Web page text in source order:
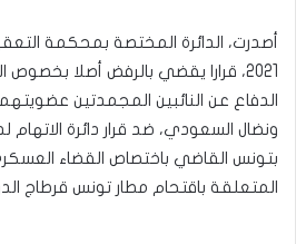
2021، قرارا يقضي بالرفض أصلا
الدفاع عن النائبين المجمدتين
ونضال السعودي، ضد قرار دائرة
بتونس القاضي باختصاص القضاء
المتعلقة باقتحام مطار تونس قرطاج